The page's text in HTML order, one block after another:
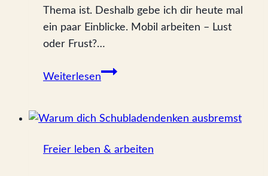
Thema ist. Deshalb gebe ich dir heute mal
ein paar Einblicke. Mobil arbeiten – Lust
oder Frust?…
Weiterlesen
Mobil
so
bei
Freier leben & arbeiten